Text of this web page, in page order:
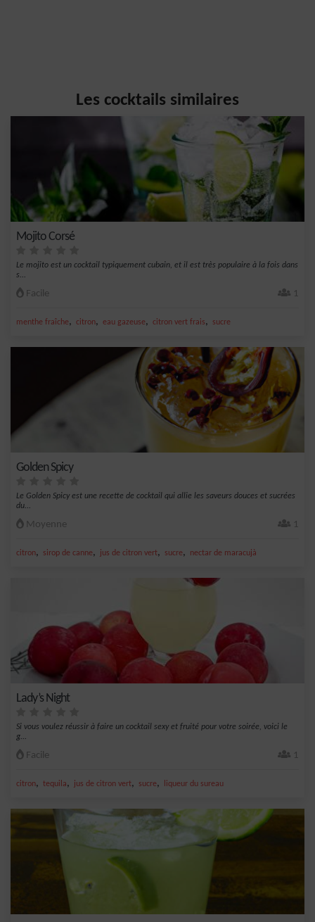
Les cocktails similaires
Mojito Corsé
Le mojito est un cocktail typiquement cubain, et il est très populaire à la fois dans
s...
Facile 1
menthe fraîche, citron, eau gazeuse, citron vert frais, sucre
Golden Spicy
Le Golden Spicy est une recette de cocktail qui allie les saveurs douces et sucrées
du...
Moyenne 1
citron, sirop de canne, jus de citron vert, sucre, nectar de maracujà
Lady’s Night
Si vous voulez réussir à faire un cocktail sexy et fruité pour votre soirée, voici le
g...
Facile 1
citron, tequila, jus de citron vert, sucre, liqueur du sureau